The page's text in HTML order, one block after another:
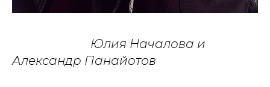
Юлия Началова и
Александр Панайотов